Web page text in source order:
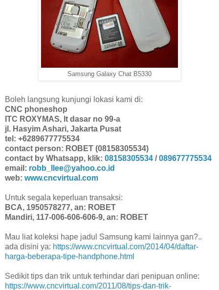
Samsung Galaxy Chat B5330
Boleh langsung kunjungi lokasi kami di:
CNC phoneshop
ITC ROXYMAS, lt dasar no 99-a
jl. Hasyim Ashari, Jakarta Pusat
tel: +6289677775534
contact person: ROBET (08158305534)
contact by Whatsapp, klik: 08158305534 /089677775534
email: robb_llee@yahoo.co.id
web: www.cncvirtual.com
Untuk segala keperluan transaksi:
BCA, 1950578277, an: ROBET
Mandiri, 117-006-606-606-9, an: ROBET
Mau liat koleksi hape jadul Samsung kami lainnya gan?..
ada disini ya: https://www.cncvirtual.com/2014/04/daftar-
harga-beberapa-tipe-handphone.html
Sedikit tips dan trik untuk terhindar dari penipuan online:
https://www.cncvirtual.com/2011/08/tips-dan-trik-